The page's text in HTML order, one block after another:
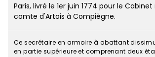
Paris, livré le 1er juin 1774 pour le
comte d'Artois à Compiègne.
Ce secrétaire en armoire à abattant
en partie supérieure et comprenant deux